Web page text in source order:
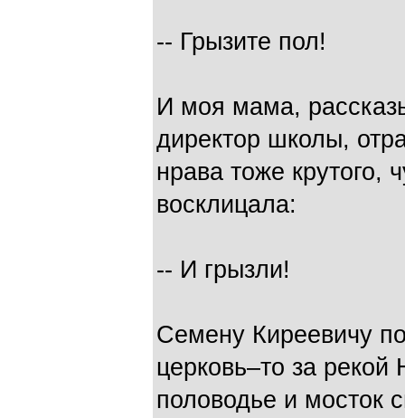
-- Грызите пол!
И моя мама,
директор школы,
нрава тоже крутого,
восклицала:
-- И грызли!
Семену Киреевичу
церковь–то за
половодье и